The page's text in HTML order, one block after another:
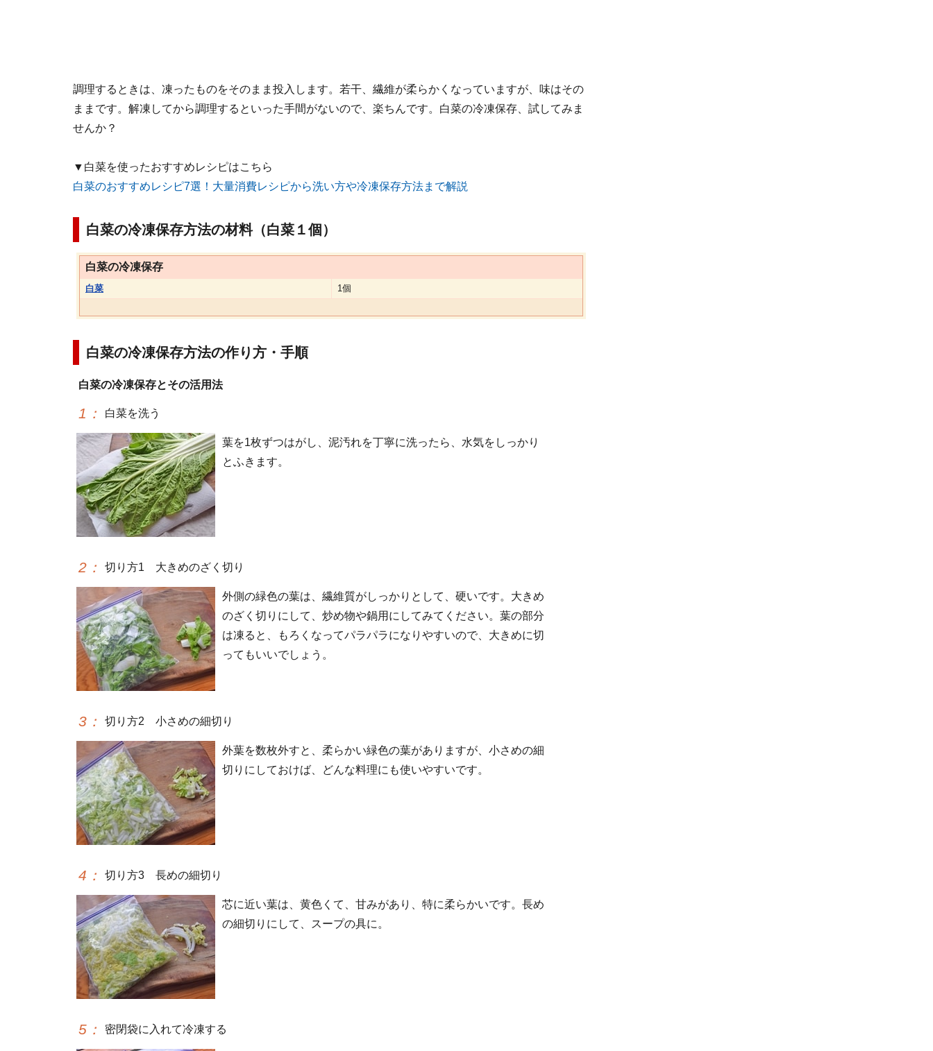
調理するときは、凍ったものをそのまま投入します。若干、繊維が柔らかくなっていますが、味はその
ままです。解凍してから調理するといった手間がないので、楽ちんです。白菜の冷凍保存、試してみま
せんか？
▼白菜を使ったおすすめレシピはこちら
白菜のおすすめレシピ7選！大量消費レシピから洗い方や冷凍保存方法まで解説
白菜の冷凍保存方法の材料（白菜１個）
白菜の冷凍保存
白菜 1個
白菜の冷凍保存方法の作り方・手順
白菜の冷凍保存とその活用法
1 ： 白菜を洗う
葉を1枚ずつはがし、泥汚れを丁寧に洗ったら、水気をしっかり
とふきます。
2 ： 切り方1 大きめのざく切り
外側の緑色の葉は、繊維質がしっかりとして、硬いです。大きめ
のざく切りにして、炒め物や鍋用にしてみてください。葉の部分
は凍ると、もろくなってパラパラになりやすいので、大きめに切
ってもいいでしょう。
3 ： 切り方2 小さめの細切り
外葉を数枚外すと、柔らかい緑色の葉がありますが、小さめの細
切りにしておけば、どんな料理にも使いやすいです。
4 ： 切り方3 長めの細切り
芯に近い葉は、黄色くて、甘みがあり、特に柔らかいです。長め
の細切りにして、スープの具に。
5 ： 密閉袋に入れて冷凍する